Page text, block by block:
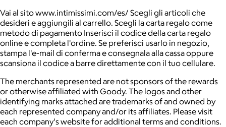
Vai al sito www.intimissimi.com/es/ Scegli gli articoli che
desideri e aggiungili al carrello. Scegli la carta regalo come
metodo di pagamento Inserisci il codice della carta regalo
online e completa l'ordine. Se preferisci usarlo in negozio,
stampa l'e-mail di conferma e consegnala alla cassa oppure
scansiona il codice a barre direttamente con il tuo cellulare.
The merchants represented are not sponsors of the rewards
or otherwise affiliated with Goody. The logos and other
identifying marks attached are trademarks of and owned by
each represented company and/or its affiliates. Please visit
each company's website for additional terms and conditions.